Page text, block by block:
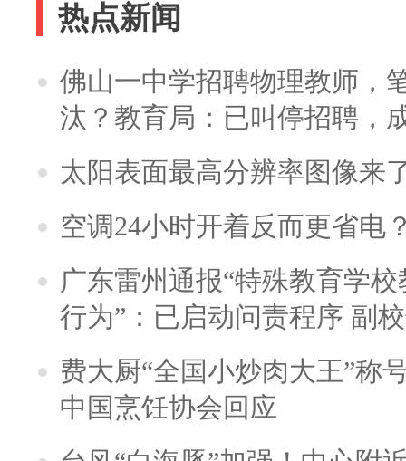
热点新闻
佛山一中学招聘物理教师，
汰？教育局：已叫停招聘，
太阳表面最高分辨率图像来
空调24小时开着反而更省电
广东雷州通报“特殊教育学
行为”：已启动问责程序 副
费大厨“全国小炒肉大王”称
中国烹饪协会回应